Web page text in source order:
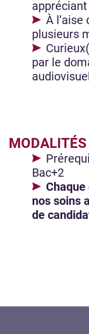
À
plusieurs
par le
MODALITÉS
Bac+2
nos soins
de